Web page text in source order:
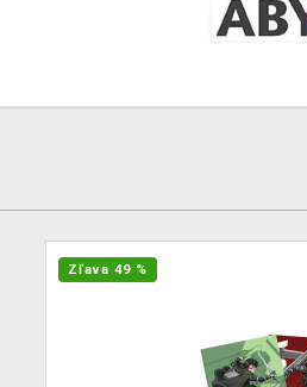
Zľava 49 %